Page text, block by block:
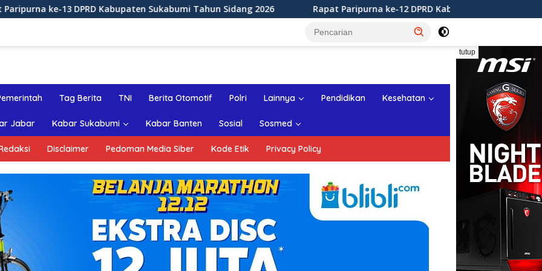
DPRD Kabupaten Sukabumi Tahun Sidang 2026 Rapat Paripurna ke-12 DPRD Kabupaten Sukabumi Tahun Sidang
tutup
Tag Berita TNI Berita Otomotif Polri Lainnya Pendidikan Kesehatan
Jabar Kabar Sukabumi Kabar Banten Sosial Sosmed
Disclaimer Pedoman Media Siber Kode Etik Privacy Policy